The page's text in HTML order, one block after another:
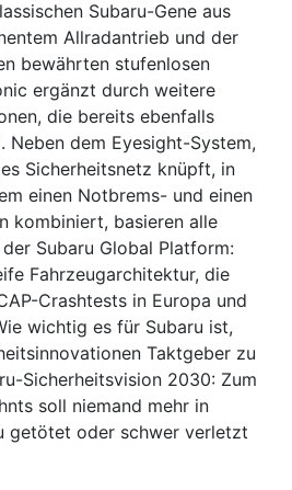
Subaru-Gene aus
Allradantrieb und der
bewährten stufenlosen
ergänzt durch weitere
die bereits ebenfalls
Neben dem Eyesight-System,
Sicherheitsnetz knüpft, in
einen Notbrems- und einen
kombiniert, basieren alle
Subaru Global Platform:
Fahrzeugarchitektur, die
Crashtests in Europa und
wichtig es für Subaru ist,
Taktgeber zu
Sicherheitsvision 2030: Zum
soll niemand mehr in
getötet oder schwer verletzt